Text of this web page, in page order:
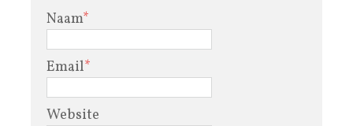
Naam*
Email*
Website